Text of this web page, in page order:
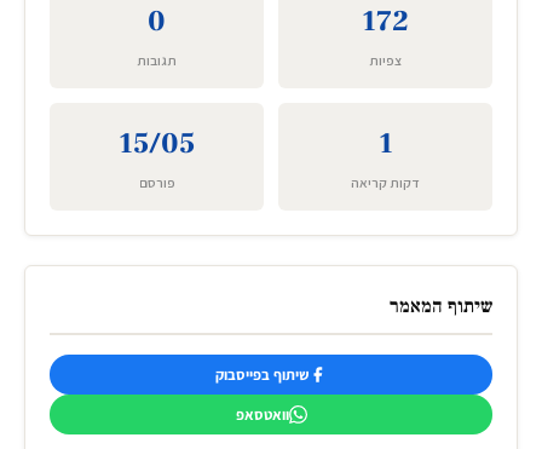
172
צפיות
0
תגובות
1
דקות קריאה
15/05
פורסם
שיתוף המאמר
שיתוף בפייסבוק
וואטסאפ